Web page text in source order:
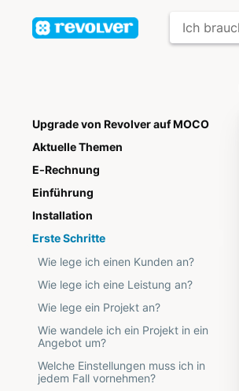
Upgrade von Revolver auf MOCO
Aktuelle Themen
E-Rechnung
Einführung
Installation
Erste Schritte
Wie lege ich einen Kunden an?
Wie lege ich eine Leistung an?
Wie lege ein Projekt an?
Wie wandele ich ein Projekt in ein
Angebot um?
Welche Einstellungen muss ich in
jedem Fall vornehmen?